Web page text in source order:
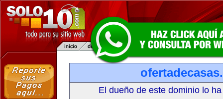
El dueño de este dominio lo